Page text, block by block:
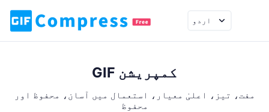
اردو
GIF کمپریشن
مفت، تیز، اعلیٰ معیار، استعمال میں آسان، محفوظ اور
محفوظ